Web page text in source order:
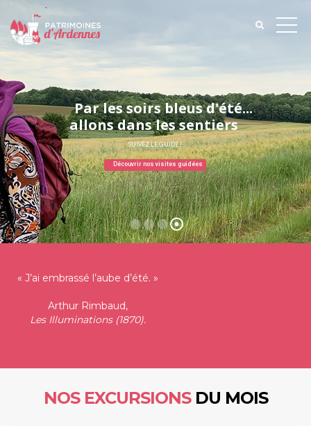
SUIVEZ LE GUIDE !
Parlessoirsbleusd'été...
Découvrir nos visites guidées
allons dans les sentiers
« J’ai embrassé l’aube d’été. »
Arthur Rimbaud,
Les Illuminations (1870).
NOS EXCURSIONS DU MOIS